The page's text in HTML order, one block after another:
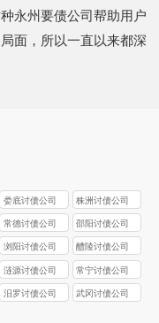
永州要债公司帮助用户
面，所以一直以来都深
娄底讨债公司 株洲讨债公司
常德讨债公司 邵阳讨债公司
浏阳讨债公司 醴陵讨债公司
涟源讨债公司 常宁讨债公司
汨罗讨债公司 武冈讨债公司